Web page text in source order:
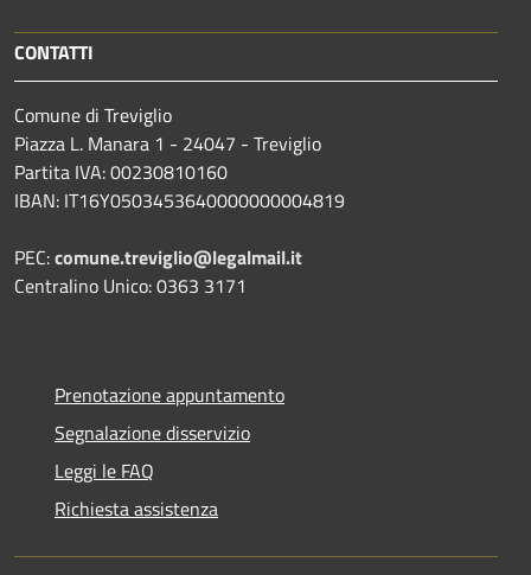
CONTATTI
Comune di Treviglio
Piazza L. Manara 1 - 24047 - Treviglio
Partita IVA: 00230810160
IBAN: IT16Y0503453640000000004819
PEC:comune.treviglio@legalmail.it
Centralino Unico: 0363 3171
Prenotazione appuntamento
Segnalazione disservizio
Leggi le FAQ
Richiesta assistenza